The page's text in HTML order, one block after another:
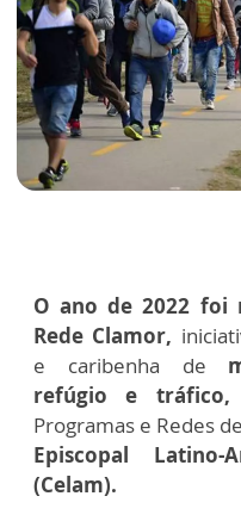
O ano de 2022 foi
Rede Clamor,
e caribenha de
refúgio e tráfico,
Programas e Redes
Episcopal Latino-
(Celam).